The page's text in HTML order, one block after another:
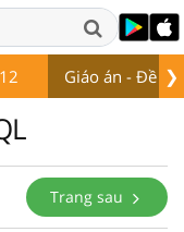
❯
Giáo án - Đề thi
Trang sau